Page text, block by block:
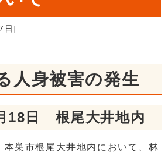
日]
人身被害の発生
18日 根尾大井地内
巣市根尾大井地内において、林